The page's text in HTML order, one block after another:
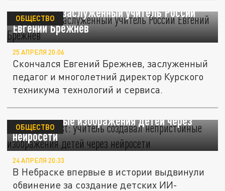
Скончался заслуженный учитель России
Евгений Брежнев
ОБЩЕСТВО
25 АПРЕЛЯ 20:06
Скончался Евгений Брежнев, заслуженный
педагог и многолетний директор Курского
техникума технологий и сервиса.
New York Post: учитель создавал
непристойные изображения детей через
нейросети
ОБЩЕСТВО
24 АПРЕЛЯ 20:33
В Небраске впервые в истории выдвинули
обвинение за создание детских ИИ-